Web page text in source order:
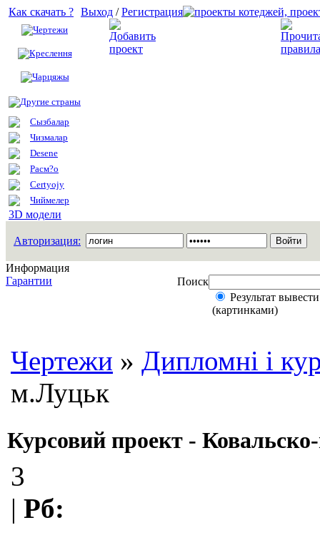
Как скачать ?
Чертежи
Креслення
Чарцяжы
Другие страны
Сызбалар
Чизмалар
Desene
Расм?о
Certyojy
Чиймелер
3D модели
Выход /Регистрация
Авторизация:
Информация
Гарантии
Поиск
Результат
(картинками)
Чертежи » Дипломні і
м.Луцьк
Курсовий проект -
3
| Рб: